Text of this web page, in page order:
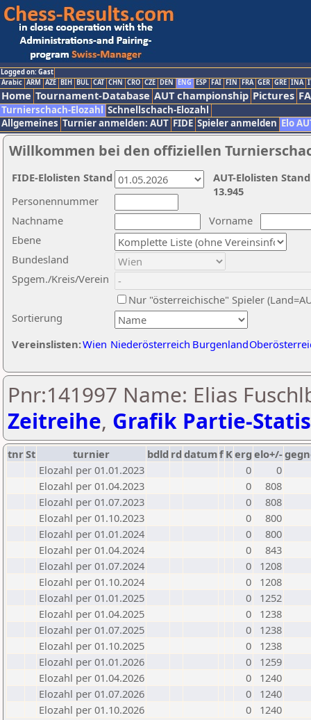
Logged on: Gast
Arabic ARM AZE BIH BUL CAT CHN CRO CZE DEN ENG ESP FAI FIN FRA GER GRE INA
Home Tournament-Database AUT championship Pictures
Turnierschach-Elozahl Schnellschach-Elozahl
Allgemeines Turnier anmelden: AUT FIDE Spieler anmelden Elo
Willkommen bei den offiziellen
Nachname
Vorname
Ebene
Sortierung
Personennummer
Bundesland
Spgem./Kreis/Verein
Nur "österreichische" Spieler
Vereinslisten:Wien Niederösterreich Burgenland
AUT-Elolisten
13.945
FIDE-Elolisten Stand
Pnr:141997 Name: Elias
Zeitreihe, Grafik Partie-
tnrSt turnier bdld rd datumf Kerg elo+/-
Elozahl per 01.01.2023
0
0
Elozahl per 01.04.2023
0
808
Elozahl per 01.07.2023
0
808
Elozahl per 01.10.2023
0
800
Elozahl per 01.01.2024
0
800
Elozahl per 01.04.2024
0
843
Elozahl per 01.07.2024
0
1208
Elozahl per 01.10.2024
0
1208
Elozahl per 01.01.2025
0
1252
Elozahl per 01.04.2025
0
1238
Elozahl per 01.07.2025
0
1238
Elozahl per 01.10.2025
0
1238
Elozahl per 01.01.2026
0
1259
Elozahl per 01.04.2026
0
1240
Elozahl per 01.07.2026
0
1240
Elozahl per 01.10.2026
0 1240